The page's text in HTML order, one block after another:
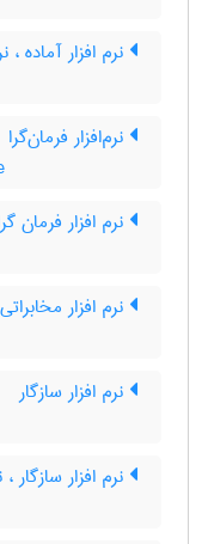
نرم افزار آماده ،
نرم‌افزار فرمان‌گرا
نرم افزار فرمان
نرم افزار
نرم افزار سازگار
نرم افزار سازگار ،